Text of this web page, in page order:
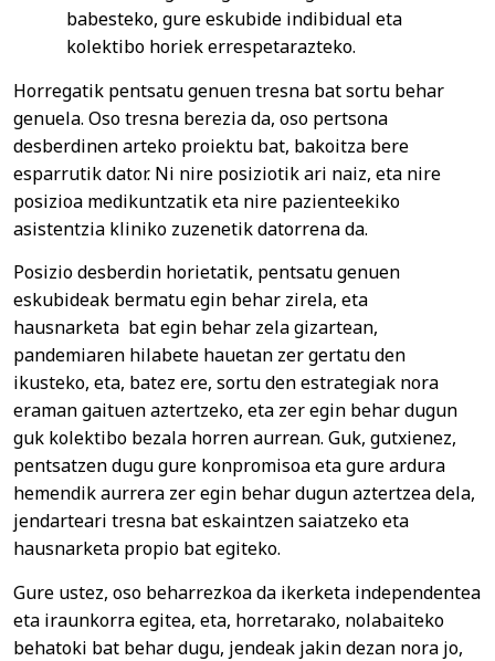
babesteko, gure eskubide indibidual eta
kolektibo horiek errespetarazteko.
Horregatik pentsatu genuen tresna bat sortu behar
genuela. Oso tresna berezia da, oso pertsona
desberdinen arteko proiektu bat, bakoitza bere
esparrutik dator. Ni nire posiziotik ari naiz, eta nire
posizioa medikuntzatik eta nire pazienteekiko
asistentzia kliniko zuzenetik datorrena da.
Posizio desberdin horietatik, pentsatu genuen
eskubideak bermatu egin behar zirela, eta
hausnarketa bat egin behar zela gizartean,
pandemiaren hilabete hauetan zer gertatu den
ikusteko, eta, batez ere, sortu den estrategiak nora
eraman gaituen aztertzeko, eta zer egin behar dugun
guk kolektibo bezala horren aurrean. Guk, gutxienez,
pentsatzen dugu gure konpromisoa eta gure ardura
hemendik aurrera zer egin behar dugun aztertzea dela,
jendarteari tresna bat eskaintzen saiatzeko eta
hausnarketa propio bat egiteko.
Gure ustez, oso beharrezkoa da ikerketa independentea
eta iraunkorra egitea, eta, horretarako, nolabaiteko
behatoki bat behar dugu, jendeak jakin dezan nora jo,